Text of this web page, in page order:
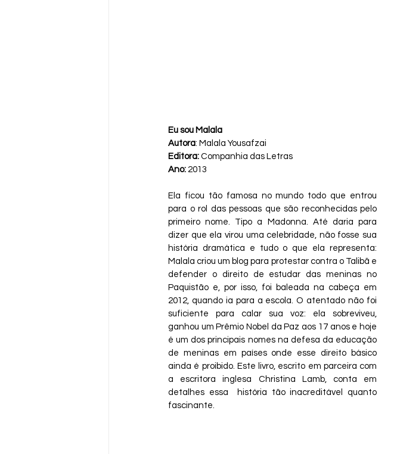
Eu sou Malala
Autora: Malala Yousafzai
Editora: Companhia das Letras
Ano: 2013
Ela ficou tão famosa no mundo todo que entrou
para o rol das pessoas que são reconhecidas pelo
primeiro nome. Tipo a Madonna. Até daria para
dizer que ela virou uma celebridade, não fosse sua
história dramática e tudo o que ela representa:
Malala criou um blog para protestar contra o Talibã e
defender o direito de estudar das meninas no
Paquistão e, por isso, foi baleada na cabeça em
2012, quando ia para a escola. O atentado não foi
suficiente para calar sua voz: ela sobreviveu,
ganhou um Prêmio Nobel da Paz aos 17 anos e hoje
é um dos principais nomes na defesa da educação
de meninas em países onde esse direito básico
ainda é proibido. Este livro, escrito em parceira com
a escritora inglesa Christina Lamb, conta em
detalhes essa  história tão inacreditável quanto
fascinante.